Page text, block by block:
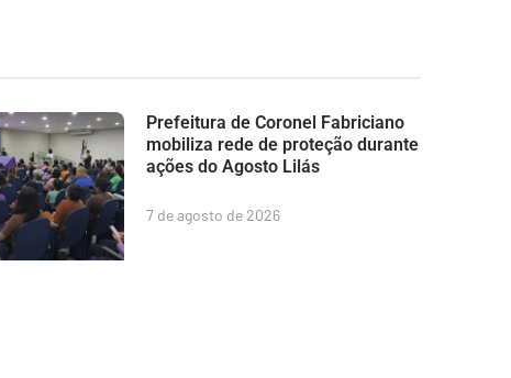
Prefeitura de Coronel Fabriciano
mobiliza rede de proteção durante
ações do Agosto Lilás
7 de agosto de 2026